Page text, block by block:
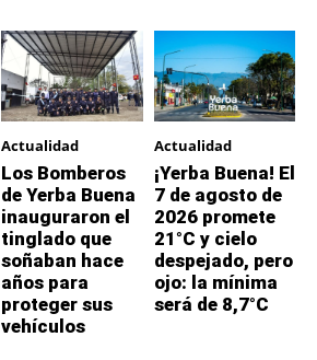
Actualidad
Los Bomberos
de Yerba Buena
inauguraron el
tinglado que
soñaban hace
años para
proteger sus
vehículos
Actualidad
¡Yerba Buena! El
7 de agosto de
2026 promete
21°C y cielo
despejado, pero
ojo: la mínima
será de 8,7°C